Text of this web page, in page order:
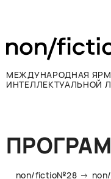
МЕЖДУНАРОДНАЯ
ИНТЕЛЛЕКТУАЛЬНОЙ
Принять
Участникам
Посетителям
non/fictio№28